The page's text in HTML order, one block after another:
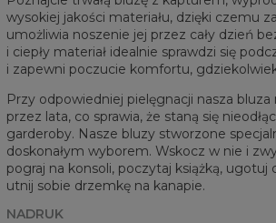
wysokiej jakości materiału, dzięki czemu
umożliwia noszenie jej przez cały dzień
i ciepły materiał idealnie sprawdzi się
i zapewni poczucie komfortu,
Przy odpowiedniej pielęgnacji nasza
przez lata, co sprawia, że staną się
garderoby. Nasze bluzy stworzone
doskonałym wyborem. Wskocz w nie i
pograj na konsoli, poczytaj książką, ugotuj
utnij sobie drzemkę na kanapie.
NADRUK